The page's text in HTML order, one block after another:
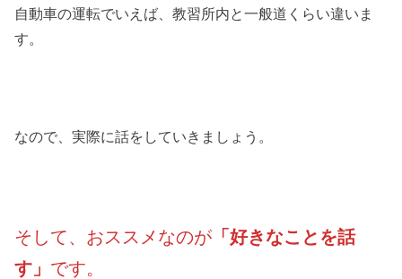
自動車の運転でいえば、教習所内と一般道くらい違いま
す。
なので、実際に話をしていきましょう。
そして、おススメなのが 「好きなことを話
す」 です。